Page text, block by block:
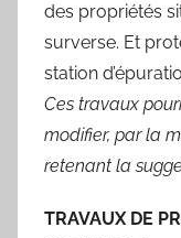
des propriétés
surverse. Et
station
Ces travaux
modifier, par la
retenant la
TRAVAUX DE